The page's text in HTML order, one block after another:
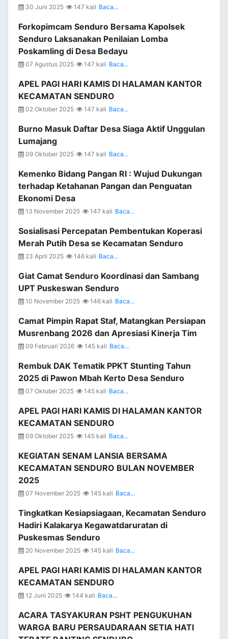
30 Juni 2025 147 kali Baca...
Forkopimcam Senduro Bersama Kapolsek
Senduro Laksanakan Penilaian Lomba
Poskamling di Desa Bedayu
07 Agustus 2025 147 kali Baca...
APEL PAGI HARI KAMIS DI HALAMAN KANTOR
KECAMATAN SENDURO
02 Oktober 2025 147 kali Baca...
Burno Masuk Daftar Desa Siaga Aktif Unggulan
Lumajang
09 Oktober 2025 147 kali Baca...
Kemenko Bidang Pangan RI : Wujud Dukungan
terhadap Ketahanan Pangan dan Penguatan
Ekonomi Desa
13 November 2025 147 kali Baca...
Sosialisasi Percepatan Pembentukan Koperasi
Merah Putih Desa se Kecamatan Senduro
23 April 2025 146 kali Baca...
Giat Camat Senduro Koordinasi dan Sambang
UPT Puskeswan Senduro
10 November 2025 146 kali Baca...
Camat Pimpin Rapat Staf, Matangkan Persiapan
Musrenbang 2026 dan Apresiasi Kinerja Tim
09 Februari 2026 145 kali Baca...
Rembuk DAK Tematik PPKT Stunting Tahun
2025 di Pawon Mbah Kerto Desa Senduro
07 Oktober 2025 145 kali Baca...
APEL PAGI HARI KAMIS DI HALAMAN KANTOR
KECAMATAN SENDURO
09 Oktober 2025 145 kali Baca...
KEGIATAN SENAM LANSIA BERSAMA
KECAMATAN SENDURO BULAN NOVEMBER
2025
07 November 2025 145 kali Baca...
Tingkatkan Kesiapsiagaan, Kecamatan Senduro
Hadiri Kalakarya Kegawatdaruratan di
Puskesmas Senduro
20 November 2025 145 kali Baca...
APEL PAGI HARI KAMIS DI HALAMAN KANTOR
KECAMATAN SENDURO
12 Juni 2025 144 kali Baca...
ACARA TASYAKURAN PSHT PENGUKUHAN
WARGA BARU PERSAUDARAAN SETIA HATI